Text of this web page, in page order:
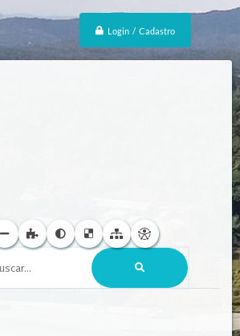
Login / Cadastro